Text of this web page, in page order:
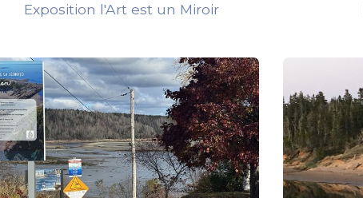
Exposition l'Art est un Miroir